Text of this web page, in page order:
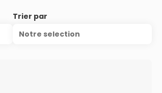
Trier par
Notre selection